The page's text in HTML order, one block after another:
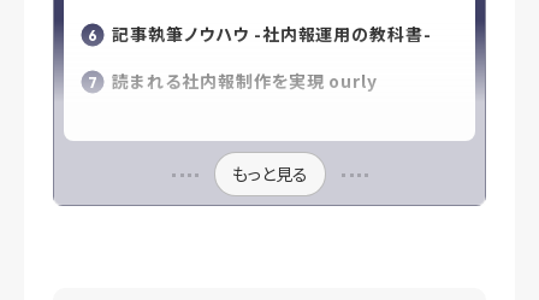
記事執筆ノウハウ -社内報運用の教科書-
読まれる社内報制作を実現 ourly
もっと見る